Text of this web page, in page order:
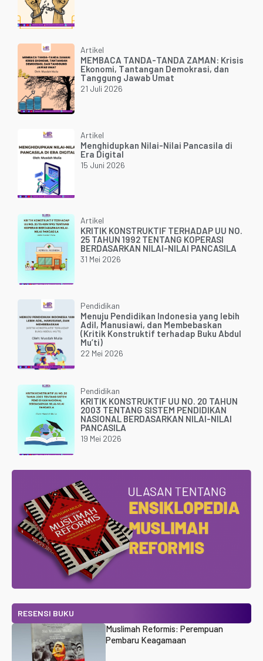
Artikel
MEMBACA TANDA-TANDA ZAMAN: Krisis
Ekonomi, Tantangan Demokrasi, dan
Tanggung Jawab Umat
21 Juli 2026
Artikel
Menghidupkan Nilai-Nilai Pancasila di
Era Digital
15 Juni 2026
Artikel
KRITIK KONSTRUKTIF TERHADAP UU NO.
25 TAHUN 1992 TENTANG KOPERASI
BERDASARKAN NILAI-NILAI PANCASILA
31 Mei 2026
Pendidikan
Menuju Pendidikan Indonesia yang lebih
Adil, Manusiawi, dan Membebaskan
(Kritik Konstruktif terhadap Buku Abdul
Mu’ti)
22 Mei 2026
Pendidikan
KRITIK KONSTRUKTIF UU NO. 20 TAHUN
2003 TENTANG SISTEM PENDIDIKAN
NASIONAL BERDASARKAN NILAI-NILAI
PANCASILA
19 Mei 2026
RESENSI BUKU
Muslimah Reformis: Perempuan
Pembaru Keagamaan